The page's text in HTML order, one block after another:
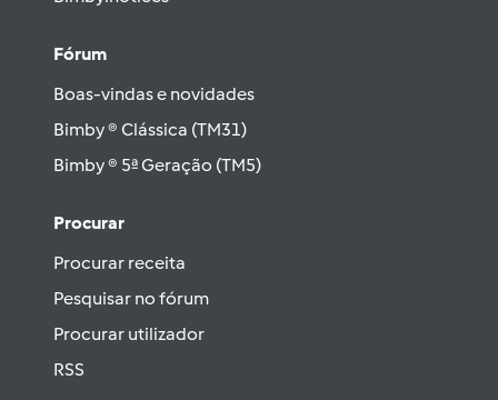
Fórum
Boas-vindas e novidades
Bimby ® Clássica (TM31)
Bimby ® 5ª Geração (TM5)
Procurar
Procurar receita
Pesquisar no fórum
Procurar utilizador
RSS